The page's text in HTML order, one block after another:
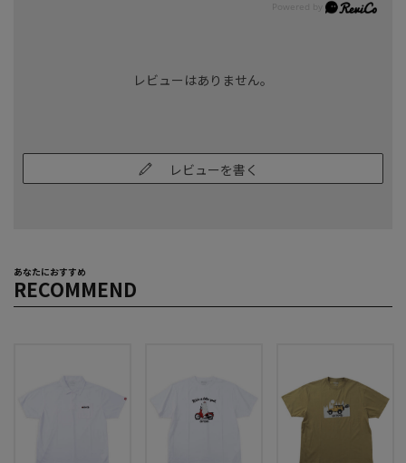
レビューはありません。
レビューを書く
あなたにおすすめ
RECOMMEND